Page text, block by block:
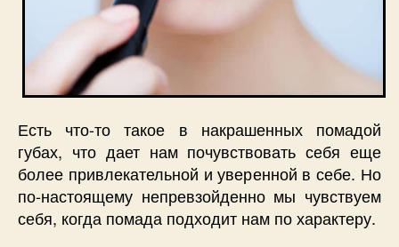
Есть что-то такое в накрашенных помадой
губах, что дает нам почувствовать себя еще
более привлекательной и уверенной в себе. Но
по-настоящему непревзойденно мы чувствуем
себя, когда помада подходит нам по характеру.